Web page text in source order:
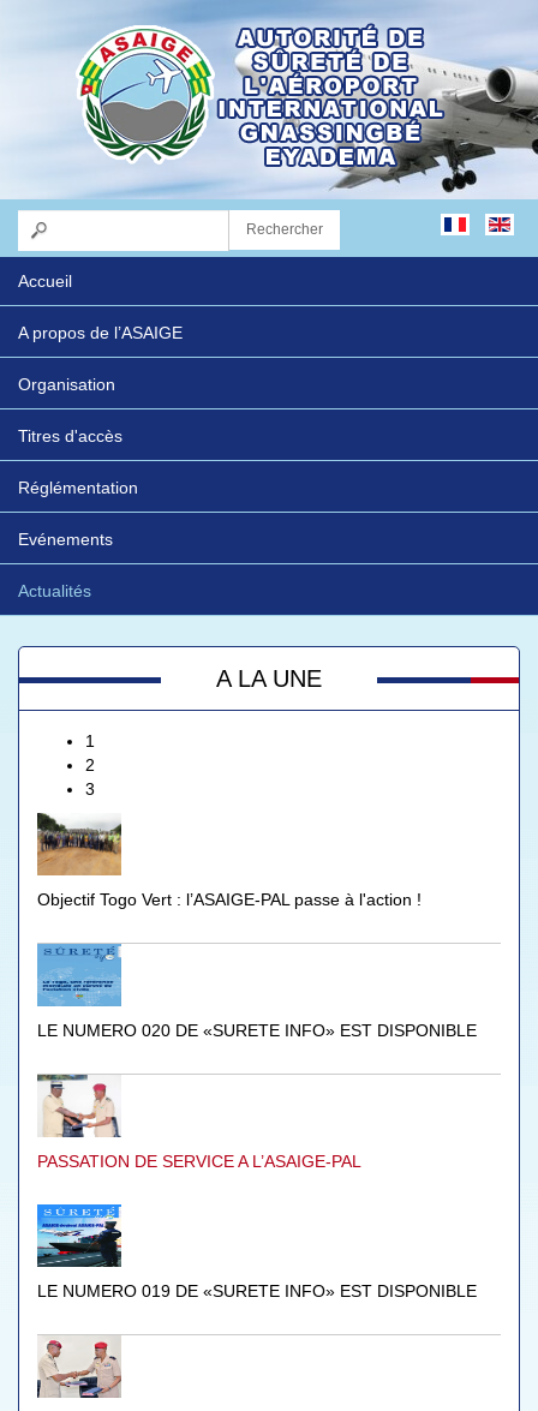
Accueil
A propos de l’ASAIGE
Organisation
Titres d'accès
Réglémentation
Evénements
Actualités
A LA UNE
1
2
3
Objectif Togo Vert : l’ASAIGE-PAL passe à l'action !
LE NUMERO 020 DE «SURETE INFO» EST DISPONIBLE
PASSATION DE SERVICE A L’ASAIGE-PAL
LE NUMERO 019 DE «SURETE INFO» EST DISPONIBLE